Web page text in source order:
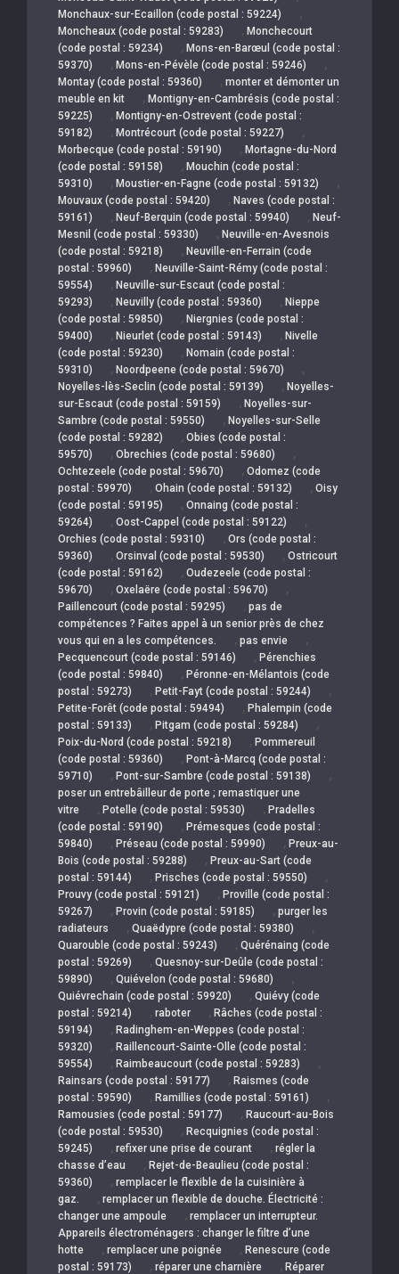
Monchaux-sur-Ecaillon (code postal : 59224) ,
Moncheaux (code postal : 59283) , Monchecourt
(code postal : 59234)
, Mons-en-Barœul (code postal :
59370)
, Mons-en-Pévèle (code postal : 59246) ,
Montay (code postal : 59360) , monter et démonter un
meuble en kit
, Montigny-en-Cambrésis (code postal :
59225)
, Montigny-en-Ostrevent (code postal :
59182)
, Montrécourt (code postal : 59227) ,
Morbecque (code postal : 59190) , Mortagne-du-Nord
(code postal : 59158)
, Mouchin (code postal :
59310)
, Moustier-en-Fagne (code postal : 59132) ,
Mouvaux (code postal : 59420) , Naves (code postal :
59161)
, Neuf-Berquin (code postal : 59940) , Neuf-
Mesnil (code postal : 59330)
, Neuville-en-Avesnois
(code postal : 59218)
, Neuville-en-Ferrain (code
postal : 59960)
, Neuville-Saint-Rémy (code postal :
59554)
, Neuville-sur-Escaut (code postal :
59293)
, Neuvilly (code postal : 59360) , Nieppe
(code postal : 59850)
, Niergnies (code postal :
59400)
, Nieurlet (code postal : 59143) , Nivelle
(code postal : 59230)
, Nomain (code postal :
59310)
, Noordpeene (code postal : 59670) ,
Noyelles-lès-Seclin (code postal : 59139) , Noyelles-
sur-Escaut (code postal : 59159)
, Noyelles-sur-
Sambre (code postal : 59550)
, Noyelles-sur-Selle
(code postal : 59282)
, Obies (code postal :
59570)
, Obrechies (code postal : 59680) ,
Ochtezeele (code postal : 59670) , Odomez (code
postal : 59970)
, Ohain (code postal : 59132) , Oisy
(code postal : 59195)
, Onnaing (code postal :
59264)
, Oost-Cappel (code postal : 59122) ,
Orchies (code postal : 59310) , Ors (code postal :
59360)
, Orsinval (code postal : 59530) , Ostricourt
(code postal : 59162)
, Oudezeele (code postal :
59670)
, Oxelaëre (code postal : 59670) ,
Paillencourt (code postal : 59295) , pas de
compétences ? Faites appel à un senior près de chez
vous qui en a les compétences.
, pas envie ,
Pecquencourt (code postal : 59146) , Pérenchies
(code postal : 59840)
, Péronne-en-Mélantois (code
postal : 59273)
, Petit-Fayt (code postal : 59244) ,
Petite-Forêt (code postal : 59494) , Phalempin (code
postal : 59133)
, Pitgam (code postal : 59284) ,
Poix-du-Nord (code postal : 59218) , Pommereuil
(code postal : 59360)
, Pont-à-Marcq (code postal :
59710)
, Pont-sur-Sambre (code postal : 59138) ,
poser un entrebâilleur de porte ; remastiquer une
vitre
, Potelle (code postal : 59530) , Pradelles
(code postal : 59190)
, Prémesques (code postal :
59840)
, Préseau (code postal : 59990) , Preux-au-
Bois (code postal : 59288)
, Preux-au-Sart (code
postal : 59144)
, Prisches (code postal : 59550) ,
Prouvy (code postal : 59121) , Proville (code postal :
59267)
, Provin (code postal : 59185) , purger les
radiateurs
, Quaëdypre (code postal : 59380) ,
Quarouble (code postal : 59243) , Quérénaing (code
postal : 59269)
, Quesnoy-sur-Deûle (code postal :
59890)
, Quiévelon (code postal : 59680) ,
Quiévrechain (code postal : 59920) , Quiévy (code
postal : 59214)
, raboter , Râches (code postal :
59194)
, Radinghem-en-Weppes (code postal :
59320)
, Raillencourt-Sainte-Olle (code postal :
59554)
, Raimbeaucourt (code postal : 59283) ,
Rainsars (code postal : 59177) , Raismes (code
postal : 59590)
, Ramillies (code postal : 59161) ,
Ramousies (code postal : 59177) , Raucourt-au-Bois
(code postal : 59530)
, Recquignies (code postal :
59245)
, refixer une prise de courant , régler la
chasse d’eau
, Rejet-de-Beaulieu (code postal :
59360)
, remplacer le flexible de la cuisinière à
gaz.
, remplacer un flexible de douche. Électricité :
changer une ampoule
, remplacer un interrupteur.
Appareils électroménagers : changer le filtre d’une
hotte
, remplacer une poignée , Renescure (code
postal : 59173)
, réparer une charnière , Réparer